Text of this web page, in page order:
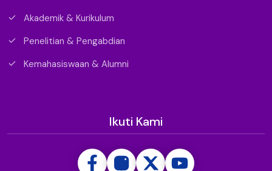
Akademik & Kurikulum
Penelitian & Pengabdian
Kemahasiswaan & Alumni
Ikuti Kami